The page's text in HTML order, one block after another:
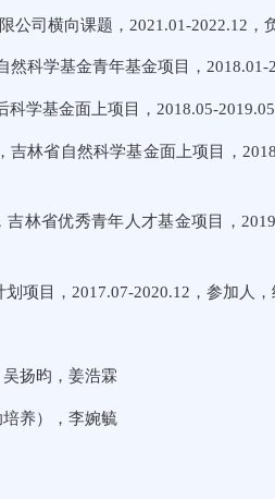
司横向课题，2021.01-2022.12，
科学基金青年基金项目，2018.01-
学基金面上项目，2018.05-2019.05
林省自然科学基金面上项目，
林省优秀青年人才基金项目，
项目，2017.07-2020.12，参加人，
扬昀，姜浩霖
养），李婉毓